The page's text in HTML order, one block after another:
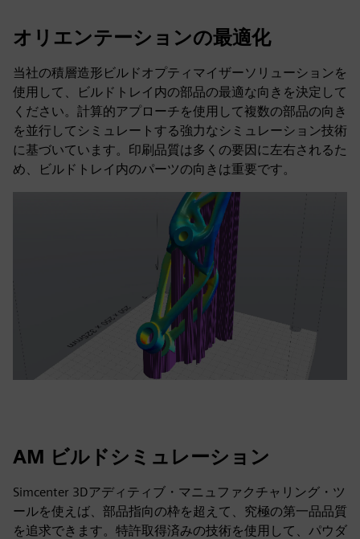
オリエンテーションの最適化
当社の積層造形ビルドオプティマイザーソリューションを
使用して、ビルドトレイ内の部品の最適な向きを決定して
ください。計算的アプローチを使用して複数の部品の向き
を並行してシミュレートする強力なシミュレーション技術
に基づいています。印刷品質は多くの要因に左右されるた
め、ビルドトレイ内のパーツの向きは重要です。
AM ビルドシミュレーション
Simcenter 3Dアディティブ・マニュファクチャリング・ツ
ールを使えば、部品指向の枠を超えて、究極の第一品品質
を追求できます。特許取得済みの技術を使用して、パウダ